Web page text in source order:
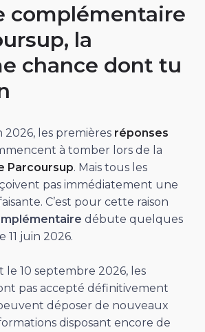
complémentaire
la
chance dont tu
les premières réponses
à tomber lors de la
Parcoursup. Mais tous les
pas immédiatement une
C’est pour cette raison
débute quelques
11 juin 2026.
le 10 septembre 2026, les
pas accepté définitivement
déposer de nouveaux
disposant encore de